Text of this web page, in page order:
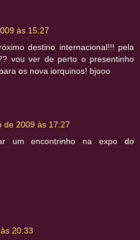
às 15:27
destino internacional!!! pela
vou ver de perto o presentinho
os nova iorquinos! bjooo
de 2009 às 17:27
um encontrinho na expo do
20:33